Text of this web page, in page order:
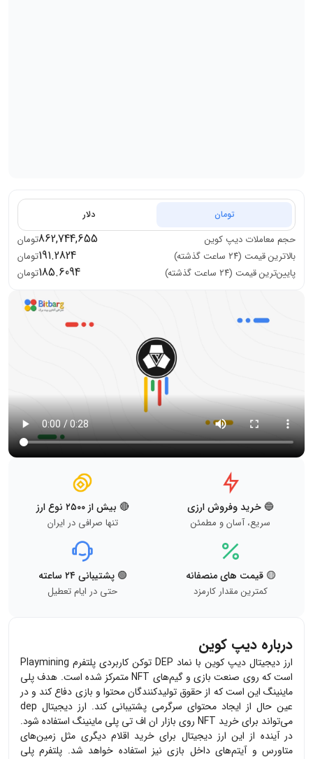
تومان دلار
حجم معاملات دیپ کوین 862,744,655تومان
بالاترین قیمت (۲۴ ساعت گذشته)
191.2824تومان
پایین‌ترین قیمت (۲۴ ساعت گذشته)
185.6094تومان
🔵 خرید وفروش ارزی
سریع، آسان و مطمئن
🔴 بیش از ۲۵۰۰ نوع ارز
تنها صرافی در ایران
🟡 قیمت های منصفانه
کمترین مقدار کارمزد
🟢 پشتیبانی ۲۴ ساعته
حتی در ایام تعطیل
درباره دیپ کوین
ارز دیجیتال دیپ کوین با نماد DEP توکن کاربردی پلتفرم Playmining
است که روی صنعت بازی و گیم‌های NFT متمرکز شده است. هدف پلی
ماینینگ این است که از حقوق تولیدکنندگان محتوا و بازی دفاع کند و در
عین حال از ایجاد محتوای سرگرمی پشتیبانی کند. ارز دیجیتال dep
می‌تواند برای خرید NFT روی بازار ان اف تی پلی ماینینگ استفاده شود.
در آینده از این ارز دیجیتال برای خرید اقلام دیگری مثل زمین‌های
متاورس و آیتم‌های داخل بازی نیز استفاده خواهد شد. پلتفرم پلی